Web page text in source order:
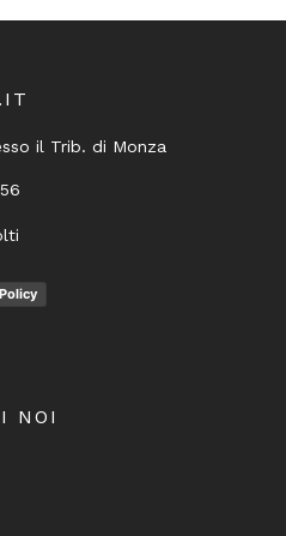
il Trib. di Monza
NOI